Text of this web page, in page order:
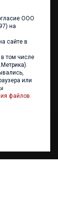
ООО
на
сайте в
в том числе
или
файлов